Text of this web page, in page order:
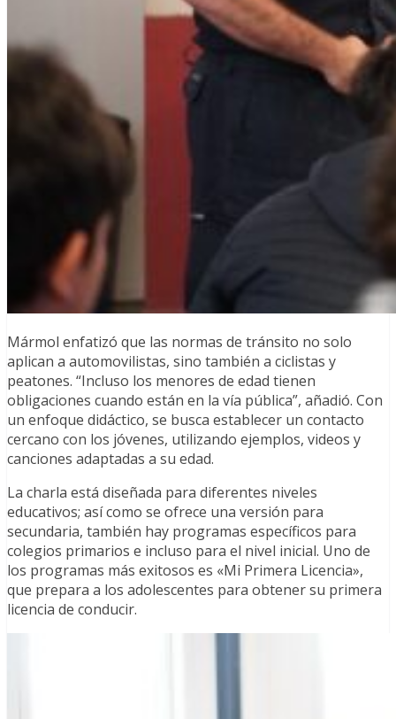
Mármol enfatizó que las normas de tránsito no solo
aplican a automovilistas, sino también a ciclistas y
peatones. “Incluso los menores de edad tienen
obligaciones cuando están en la vía pública”, añadió. Con
un enfoque didáctico, se busca establecer un contacto
cercano con los jóvenes, utilizando ejemplos, videos y
canciones adaptadas a su edad.
La charla está diseñada para diferentes niveles
educativos; así como se ofrece una versión para
secundaria, también hay programas específicos para
colegios primarios e incluso para el nivel inicial. Uno de
los programas más exitosos es «Mi Primera Licencia»,
que prepara a los adolescentes para obtener su primera
licencia de conducir.